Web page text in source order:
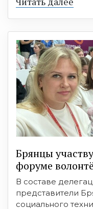
Брянцы
форуме
В составе
представители
социального